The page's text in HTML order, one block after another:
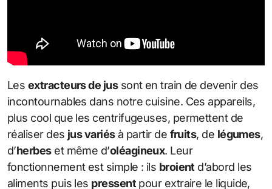
Les extracteurs de jussont en train de devenir des
incontournables dans notre cuisine. Ces appareils,
plus cool que les centrifugeuses, permettent de
réaliser des jus variésà partir de fruits, de légumes,
d’herbeset même d’oléagineux. Leur
fonctionnement est simple : ils broient d’abord les
aliments puis les pressentpour extraire le liquide,